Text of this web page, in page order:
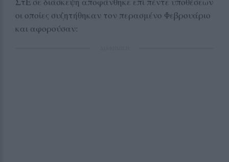
οι οποίες συζητήθηκαν τον περασμένο Φεβρουάριο
και αφορούσαν: